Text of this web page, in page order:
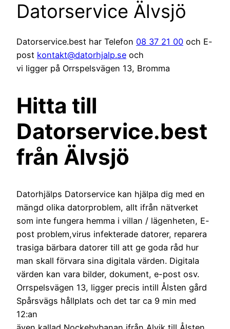
Datorservice Älvsjö
Datorservice.best har Telefon 08 37 21 00 och E-
post kontakt@datorhjalp.se och
vi ligger på Orrspelsvägen 13, Bromma
Hitta till
Datorservice.best
från Älvsjö
Datorhjälps Datorservice kan hjälpa dig med en
mängd olika datorproblem, allt ifrån nätverket
som inte fungera hemma i villan / lägenheten, E-
post problem,virus infekterade datorer, reparera
trasiga bärbara datorer till att ge goda råd hur
man skall förvara sina digitala värden. Digitala
värden kan vara bilder, dokument, e-post osv.
Orrspelsvägen 13, ligger precis intill Ålsten gård
Spårsvägs hållplats och det tar ca 9 min med
12:an